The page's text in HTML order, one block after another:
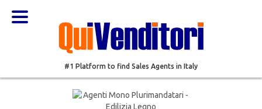
#1 Platform to find Sales Agents in Italy